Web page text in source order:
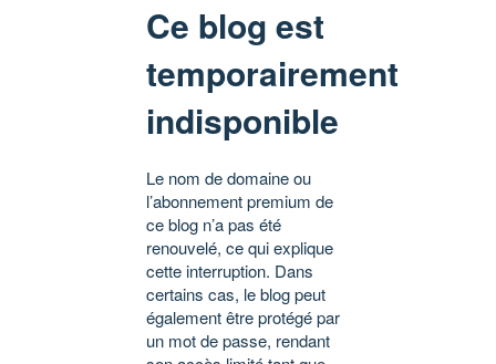
Ce blog est
temporairement
indisponible
Le nom de domaine ou
l’abonnement premium de
ce blog n’a pas été
renouvelé, ce qui explique
cette interruption. Dans
certains cas, le blog peut
également être protégé par
un mot de passe, rendant